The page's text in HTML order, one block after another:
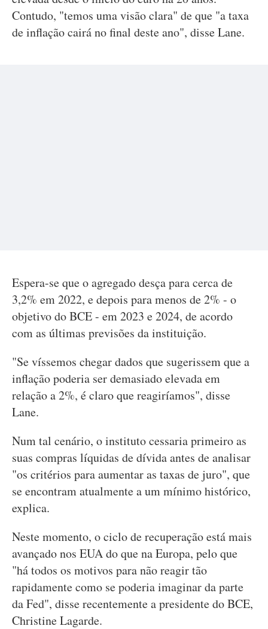
Contudo, "temos uma visão clara" de que "a taxa
de inflação cairá no final deste ano", disse Lane.
Espera-se que o agregado desça para cerca de
3,2% em 2022, e depois para menos de 2% - o
objetivo do BCE - em 2023 e 2024, de acordo
com as últimas previsões da instituição.
"Se víssemos chegar dados que sugerissem que a
inflação poderia ser demasiado elevada em
relação a 2%, é claro que reagiríamos", disse
Lane.
Num tal cenário, o instituto cessaria primeiro as
suas compras líquidas de dívida antes de analisar
"os critérios para aumentar as taxas de juro", que
se encontram atualmente a um mínimo histórico,
explica.
Neste momento, o ciclo de recuperação está mais
avançado nos EUA do que na Europa, pelo que
"há todos os motivos para não reagir tão
rapidamente como se poderia imaginar da parte
da Fed", disse recentemente a presidente do BCE,
Christine Lagarde.